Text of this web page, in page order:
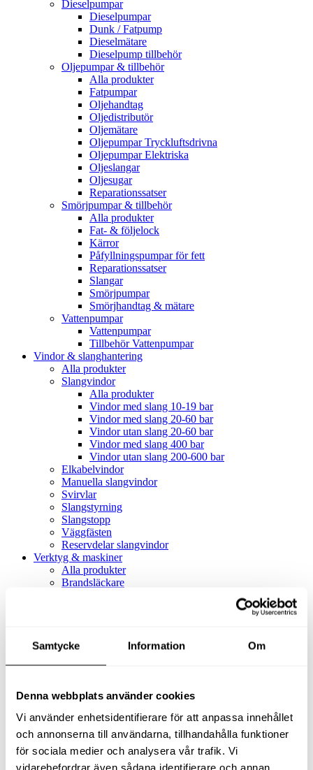
Samtycke Information Om
Denna webbplats använder cookies
Vi använder enhetsidentifierare för att anpassa innehållet
och annonserna till användarna, tillhandahålla funktioner
för sociala medier och analysera vår trafik. Vi
vidarebefordrar även sådana identifierare och annan
Dieselpumpar
Dieselpumpar
Dunk / Fatpump
Dieselmätare
Dieselpump tillbehör
Oljepumpar & tillbehör
Alla produkter
Fatpumpar
Oljehandtag
Oljedistributör
Oljemätare
Oljepumpar Tryckluftsdrivna
Oljepumpar Elektriska
Oljeslangar
Oljesugar
Reparationssatser
Smörjpumpar & tillbehör
Alla produkter
Fat- & följelock
Kärror
Påfyllningspumpar för fett
Reparationssatser
Slangar
Smörjpumpar
Smörjhandtag & mätare
Vattenpumpar
Vattenpumpar
Tillbehör Vattenpumpar
Vindor & slanghantering
Alla produkter
Slangvindor
Alla produkter
Vindor med slang 10-19 bar
Vindor med slang 20-60 bar
Vindor utan slang 20-60 bar
Vindor med slang 400 bar
Vindor utan slang 200-600 bar
Elkabelvindor
Manuella slangvindor
Svirvlar
Slangstyrning
Slangstopp
Väggfästen
Reservdelar slangvindor
Verktyg & maskiner
Alla produkter
Brandsläckare
Alla produkter
Slangfäste
Textil- & Våtdammsugare
Tillbehör Textil- & våtdammsugare
Adaptrar
Dammsugare